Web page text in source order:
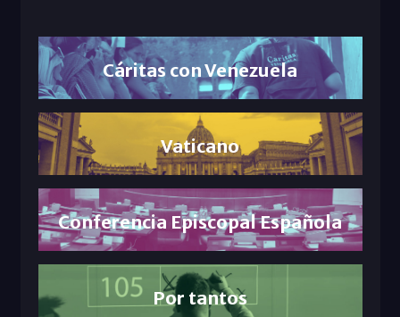
Cáritas con Venezuela
Vaticano
Conferencia Episcopal Española
Por tantos